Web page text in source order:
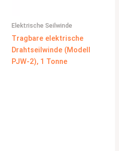
Elektrische Seilwinde
Tragbare elektrische
Drahtseilwinde (Modell
PJW-2), 1 Tonne